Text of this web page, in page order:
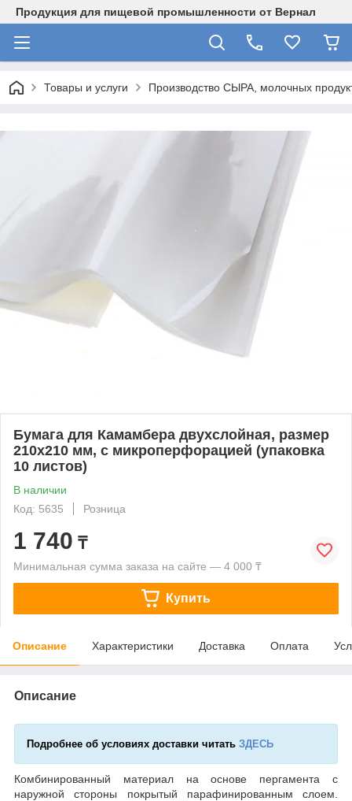
Продукция для пищевой промышленности от Вернал
Товары и услуги Производство СЫРА, молочных
Бумага для Камамбера двухслойная, размер
210х210 мм, с микроперфорацией (упаковка
10 листов)
В наличии
Код: 5635
Розница
1 740 ₸
Минимальная сумма заказа на сайте — 4 000 ₸
Купить
Описание Характеристики Доставка Оплата
Описание
Подробнее об условиях доставки читать ЗДЕСЬ
Комбинированный материал на основе пергамента с
наружной стороны покрытый парафинированным слоем.